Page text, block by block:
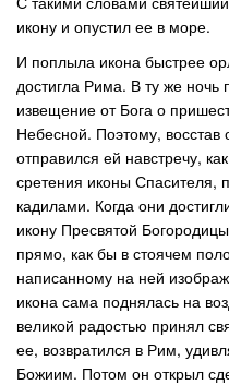
икону и опустил ее в море.
И поплыла икона быстрее
достигла Рима. В ту же
извещение от Бога о
Небесной. Поэтому, восстав
отправился ей навстречу,
сретения иконы Спасителя,
кадилами. Когда они
икону Пресвятой
прямо, как бы в стоячем
написанному на ней
икона сама поднялась на
великой радостью принял
ее, возвратился в Рим,
Божиим. Потом он открыл